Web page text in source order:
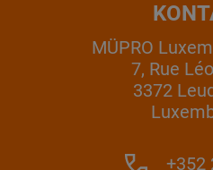
MÜPRO
7, Rue
3372
+352